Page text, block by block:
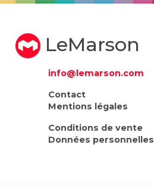
LeMarson
info@lemarson.com
Contact
Mentions légales
Conditions de vente
Données personnelles